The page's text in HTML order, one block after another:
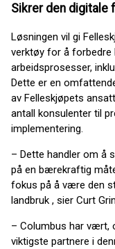
Sikrer den digitale
Løsningen vil gi
verktøy for å
arbeidsprosesser,
Dette er en
av Felleskjøpets
antall konsulenter til
implementering.
– Dette handler om å
på en bærekraftig
fokus på å være den
landbruk , sier Curt
– Columbus har vært,
viktigste partnere i